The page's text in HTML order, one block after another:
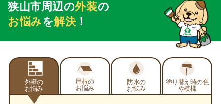
狭山市周辺の外装の
お悩みを解決！
外壁の
お悩み
屋根の
お悩み
防水の
お悩み
塗り替え時の色
や模様